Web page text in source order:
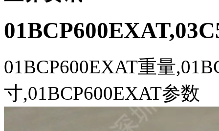
01BCP600EXAT重量
寸,01BCP600EXAT参数